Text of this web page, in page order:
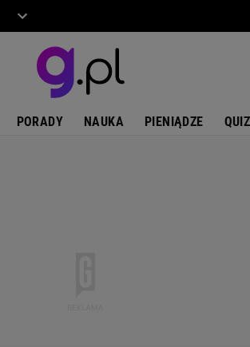
PORADY NAUKA PIENIĄDZE